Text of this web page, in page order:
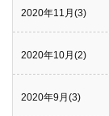
2020年11月(3)
2020年10月(2)
2020年9月(3)